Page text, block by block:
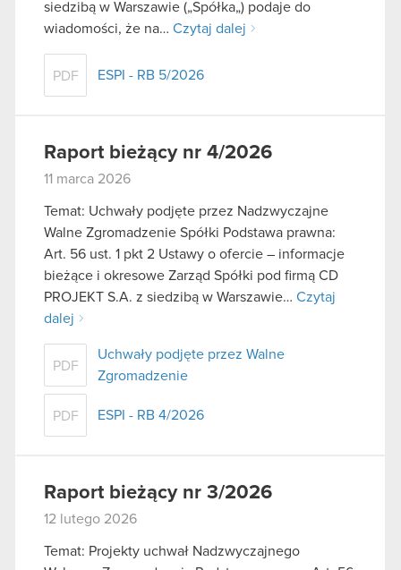
siedzibą w Warszawie („Spółka„) podaje do
wiadomości, że na… Czytaj dalej
PDF ESPI - RB 5/2026
Raport bieżący nr 4/2026
11 marca 2026
Temat: Uchwały podjęte przez Nadzwyczajne
Walne Zgromadzenie Spółki Podstawa prawna:
Art. 56 ust. 1 pkt 2 Ustawy o ofercie – informacje
bieżące i okresowe Zarząd Spółki pod firmą CD
PROJEKT S.A. z siedzibą w Warszawie… Czytaj
dalej
PDF
Uchwały podjęte przez Walne
Zgromadzenie
PDF ESPI - RB 4/2026
Raport bieżący nr 3/2026
12 lutego 2026
Temat: Projekty uchwał Nadzwyczajnego